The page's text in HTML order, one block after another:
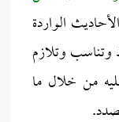
الواردة
وتناسب وتلازم
من خلال ما